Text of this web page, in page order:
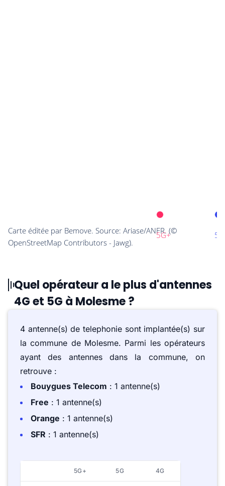
Quel opérateur a le plus d'antennes
4G et 5G à Molesme ?
4 antenne(s) de telephonie sont implantée(s) sur
la commune de Molesme. Parmi les opérateurs
ayant des antennes dans la commune, on
retrouve :
Bouygues Telecom : 1 antenne(s)
Free : 1 antenne(s)
Orange : 1 antenne(s)
SFR : 1 antenne(s)
5G+ 5G 4G